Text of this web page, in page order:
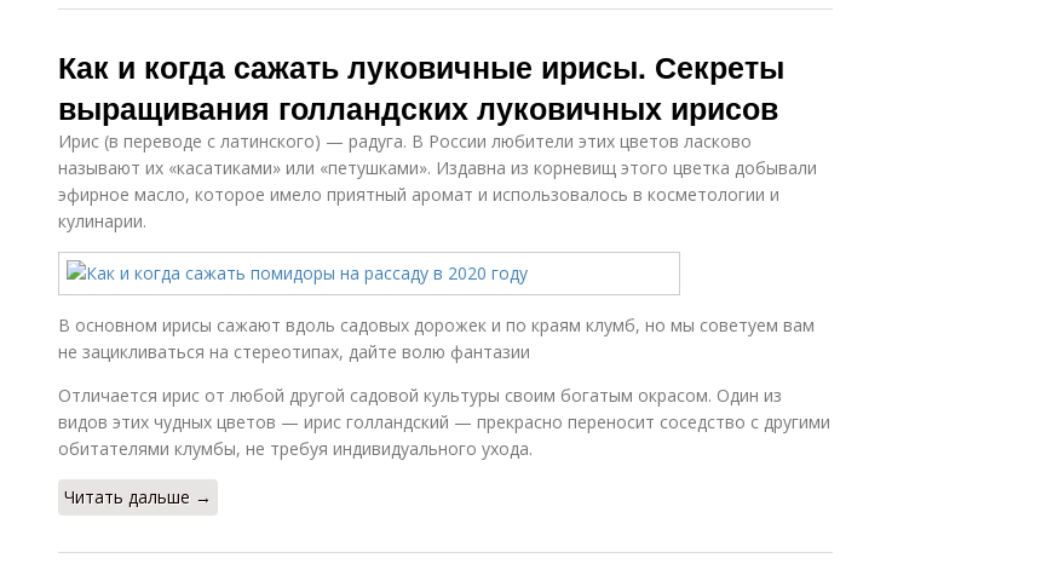
Как и когда сажать луковичные ирисы. Секреты
выращивания голландских луковичных ирисов
Ирис (в переводе с латинского) — радуга. В России любители этих цветов ласково
называют их «касатиками» или «петушками». Издавна из корневищ этого цветка добывали
эфирное масло, которое имело приятный аромат и использовалось в косметологии и
кулинарии.
В основном ирисы сажают вдоль садовых дорожек и по краям клумб, но мы советуем вам
не зацикливаться на стереотипах, дайте волю фантазии
Отличается ирис от любой другой садовой культуры своим богатым окрасом. Один из
видов этих чудных цветов — ирис голландский — прекрасно переносит соседство с другими
обитателями клумбы, не требуя индивидуального ухода.
Читать дальше →